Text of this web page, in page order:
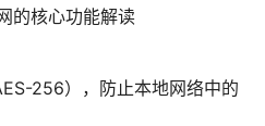
的核心功能解读
256），防止本地网络中的